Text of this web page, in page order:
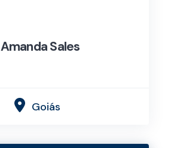
Amanda Sales
Goiás